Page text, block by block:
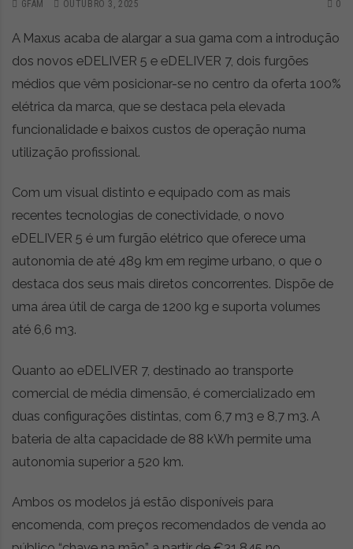
GFAM OUTUBRO 3, 2025 0
A Maxus acaba de alargar a sua gama com a introdução
dos novos eDELIVER 5 e eDELIVER 7, dois furgões
médios que vêm posicionar-se no centro da oferta 100%
elétrica da marca, que se destaca pela elevada
funcionalidade e baixos custos de operação numa
utilização profissional.
Com um visual distinto e equipado com as mais
recentes tecnologias de conectividade, o novo
eDELIVER 5 é um furgão elétrico que oferece uma
autonomia de até 489 km em regime urbano, o que o
destaca dos seus mais diretos concorrentes. Dispõe de
uma área útil de carga de 1200 kg e suporta volumes
até 6,6 m3.
Quanto ao eDELIVER 7, destinado ao transporte
comercial de média dimensão, é comercializado em
duas configurações distintas, com 6,7 m3 e 8,7 m3. A
bateria de alta capacidade de 88 kWh permite uma
autonomia superior a 520 km.
Ambos os modelos já estão disponíveis para
encomenda, com preços recomendados de venda ao